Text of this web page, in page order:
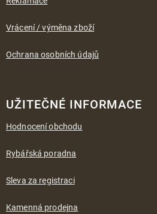
Vrácení / výměna zboží
Ochrana osobních údajů
UŽITEČNÉ INFORMACE
Hodnocení obchodu
Rybářská poradna
Sleva za registraci
Kamenná prodejna